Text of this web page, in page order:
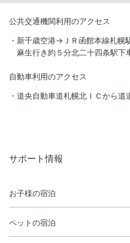
公共交通機関利用のアクセス
新千歳空港→ＪＲ函館本線札幌
麻生行き約５分北二十四条駅
自動車利用のアクセス
道央自動車道札幌北ＩＣから道
サポート情報
お子様の宿泊
ペットの宿泊